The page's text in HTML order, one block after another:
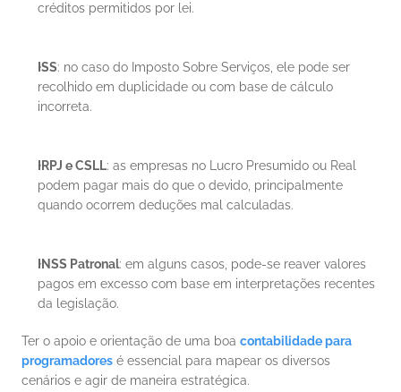
créditos permitidos por lei.
ISS: no caso do Imposto Sobre Serviços, ele pode ser
recolhido em duplicidade ou com base de cálculo
incorreta.
IRPJ e CSLL: as empresas no Lucro Presumido ou Real
podem pagar mais do que o devido, principalmente
quando ocorrem deduções mal calculadas.
INSS Patronal: em alguns casos, pode-se reaver valores
pagos em excesso com base em interpretações recentes
da legislação.
Ter o apoio e orientação de uma boa contabilidade para
programadores é essencial para mapear os diversos
cenários e agir de maneira estratégica.